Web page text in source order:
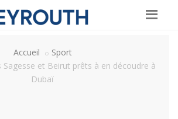
Accueil
Sport
Sagesse et Beirut prêts à en découdre à
Dubaï